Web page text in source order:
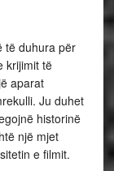
të duhura për
krijimit të
aparat
Ju duhet
historinë
një mjet
e filmit.